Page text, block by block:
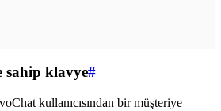
sahip klavye#
kullanıcısından bir müşteriye